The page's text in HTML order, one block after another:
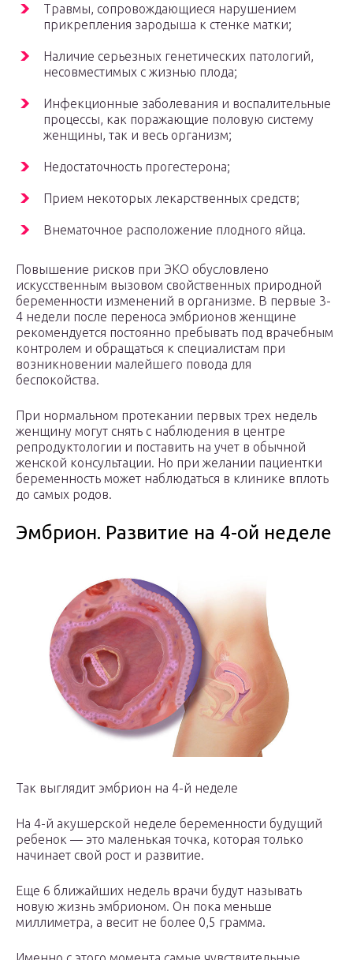
Травмы, сопровождающиеся нарушением
прикрепления зародыша к стенке матки;
Наличие серьезных генетических патологий,
несовместимых с жизнью плода;
Инфекционные заболевания и воспалительные
процессы, как поражающие половую систему
женщины, так и весь организм;
Недостаточность прогестерона;
Прием некоторых лекарственных средств;
Внематочное расположение плодного яйца.
Повышение рисков при ЭКО обусловлено
искусственным вызовом свойственных природной
беременности изменений в организме. В первые 3-
4 недели после переноса эмбрионов женщине
рекомендуется постоянно пребывать под врачебным
контролем и обращаться к специалистам при
возникновении малейшего повода для
беспокойства.
При нормальном протекании первых трех недель
женщину могут снять с наблюдения в центре
репродуктологии и поставить на учет в обычной
женской консультации. Но при желании пациентки
беременность может наблюдаться в клинике вплоть
до самых родов.
Эмбрион. Развитие на 4-ой неделе
Так выглядит эмбрион на 4-й неделе
На 4-й акушерской неделе беременности будущий
ребенок — это маленькая точка, которая только
начинает свой рост и развитие.
Еще 6 ближайших недель врачи будут называть
новую жизнь эмбрионом. Он пока меньше
миллиметра, а весит не более 0,5 грамма.